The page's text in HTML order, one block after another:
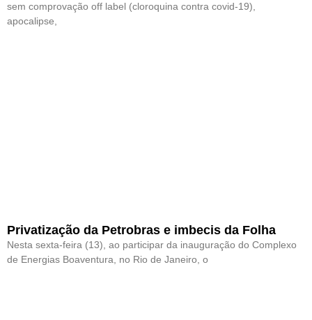
sem comprovação off label (cloroquina contra covid-19),
apocalipse,
Privatização da Petrobras e imbecis da Folha
Nesta sexta-feira (13), ao participar da inauguração do Complexo
de Energias Boaventura, no Rio de Janeiro, o